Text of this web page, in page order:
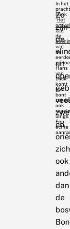
Zo
zijn
de
uit
veel
en
zich
ook
dan
de
In het
boek
‘Het
orakel
van
de
van
de
Hans
van
Dyck
komt
het
bont
ook
langs.
Een
echte